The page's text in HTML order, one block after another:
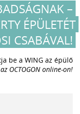
–
ÉPÜLETÉT
CSABÁVAL!
be a WING az épülő
OCTOGON online-on!